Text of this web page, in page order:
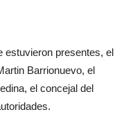
estuvieron presentes, el
Barrionuevo, el
el concejal del